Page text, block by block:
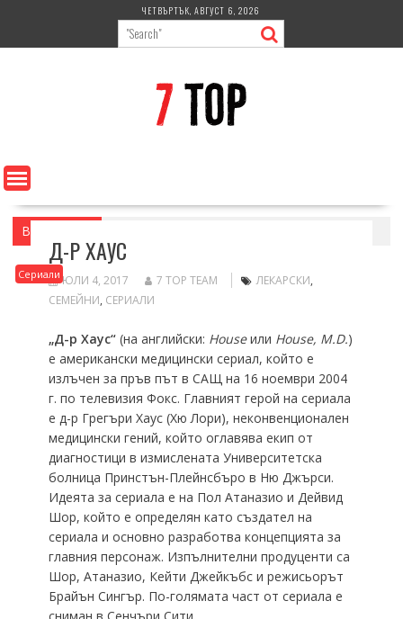
content
ЧЕТВЪРТЪК, АВГУСТ 6, 2026
Вие сте тук
Сериали
Д-Р ХАУС
ЮЛИ 4, 2017 7 TOP TEAM ЛЕКАРСКИ,
СЕМЕЙНИ, СЕРИАЛИ
„Д-р Хаус“(на английски: House или House, M.D.)
е американски медицински сериал, който е
излъчен за пръв път в САЩ на 16 ноември 2004
г. по телевизия Фокс. Главният герой на сериала
е д-р Грегъри Хаус (Хю Лори), неконвенционален
медицински гений, който оглавява екип от
диагностици в измислената Университетска
болница Принстън-Плейнсбъро в Ню Джърси.
Идеята за сериала е на Пол Атаназио и Дейвид
Шор, който е определян като създател на
сериала и основно разработва концепцията за
главния персонаж. Изпълнителни продуценти са
Шор, Атаназио, Кейти Джейкъбс и режисьорът
Брайън Сингър. По-голямата част от сериала е